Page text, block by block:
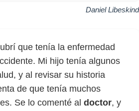
Daniel Libeskind
que tenía la enfermedad
Mi hijo tenía algunos
y al revisar su historia
de que tenía muchos
Se lo comenté al doctor, y